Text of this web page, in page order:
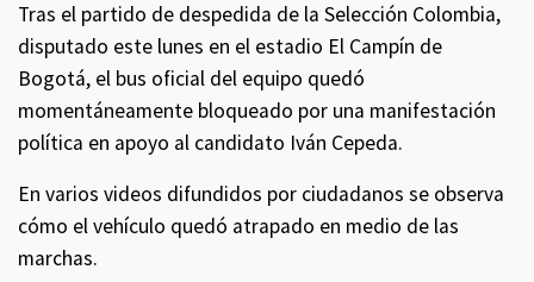
Tras el partido de despedida de la Selección Colombia,
disputado este lunes en el estadio El Campín de
Bogotá, el bus oficial del equipo quedó
momentáneamente bloqueado por una manifestación
política en apoyo al candidato Iván Cepeda.
En varios videos difundidos por ciudadanos se observa
cómo el vehículo quedó atrapado en medio de las
marchas.